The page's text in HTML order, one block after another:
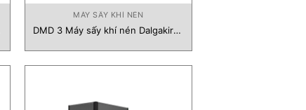
MÁY SẤY KHÍ NÉN
DMD 3 Máy sấy khí nén Dalgakiran